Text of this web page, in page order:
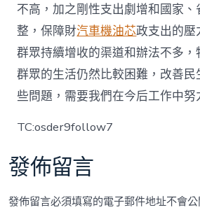
不高，加之剛性支出劇增和國家
整，保障財汽車機油芯政支出的壓
群眾持續增收的渠道和辦法不多
群眾的生活仍然比較困難，改善
些問題，需要我們在今后工作中努
TC:osder9follow7
發佈留言
發佈留言必須填寫的電子郵件地址不會公